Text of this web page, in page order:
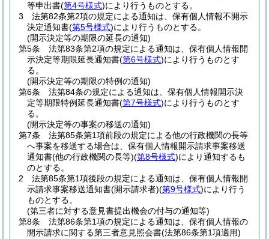
等申出書(第4号様式)により行うものとする。
3
法第82条第2項の規定による通知は、保有個人情報不開示
決定通知書(第5号様式)により行うものとする。
(開示決定等の期限の延長の通知)
第5条
法第83条第2項の規定による通知は、保有個人情報開
示決定等期限延長通知書(第6号様式)により行うものとす
る。
(開示決定等の期限の特例の通知)
第6条
法第84条の規定による通知は、保有個人情報開示決
定等期限特例延長通知書(第7号様式)により行うものとす
る。
(開示決定等の事案の移送の通知)
第7条
法第85条第1項前段の規定による他の行政機関の長等
へ事案を移送する場合は、保有個人情報開示請求事案移送
通知書(他の行政機関の長等)(第8号様式)により通知するも
のとする。
2
法第85条第1項後段の規定による通知は、保有個人情報開
示請求事案移送通知書(開示請求者)(第9号様式)により行う
ものとする。
(第三者に対する意見書提出機会の付与の通知等)
第8条
法第86条第1項の規定による通知は、保有個人情報の
開示請求に関する第三者意見照会書(法第86条第1項適用)